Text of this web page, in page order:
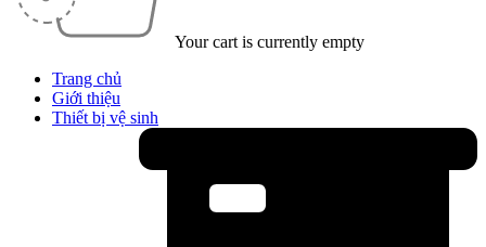
Your cart is currently empty
Trang chủ
Giới thiệu
Thiết bị vệ sinh